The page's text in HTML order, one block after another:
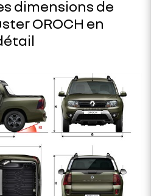
dimensions de
OROCH en